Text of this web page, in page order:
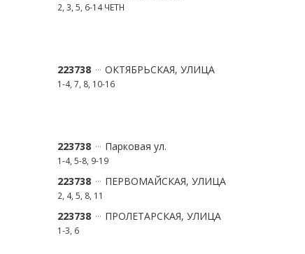
2, 3, 5, 6-14 ЧЕТН
223738 ОКТЯБРЬСКАЯ, УЛИЦА
1-4, 7, 8, 10-16
223738 Парковая ул.
1-4, 5-8, 9-19
223738 ПЕРВОМАЙСКАЯ, УЛИЦА
2, 4, 5, 8, 11
223738 ПРОЛЕТАРСКАЯ, УЛИЦА
1-3, 6